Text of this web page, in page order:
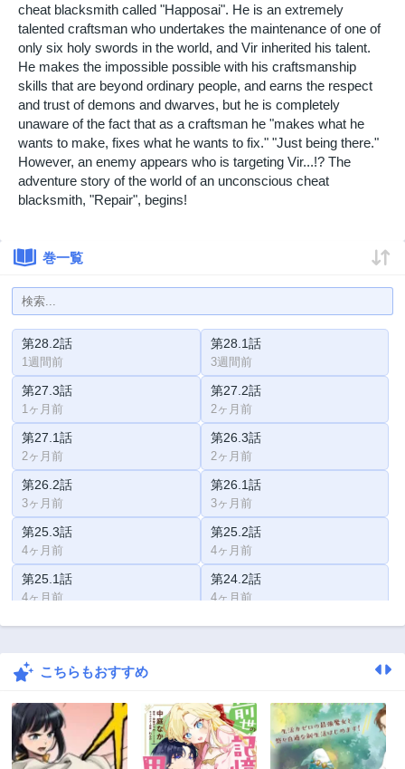
cheat blacksmith called "Happosai". He is an extremely
talented craftsman who undertakes the maintenance of one of
only six holy swords in the world, and Vir inherited his talent.
He makes the impossible possible with his craftsmanship
skills that are beyond ordinary people, and earns the respect
and trust of demons and dwarves, but he is completely
unaware of the fact that as a craftsman he "makes what he
wants to make, fixes what he wants to fix." "Just being there."
However, an enemy appears who is targeting Vir...!? The
adventure story of the world of an unconscious cheat
blacksmith, "Repair", begins!
巻一覧
第28.2話
1週間前
第28.1話
3週間前
第27.3話
1ヶ月前
第27.2話
2ヶ月前
第27.1話
2ヶ月前
第26.3話
2ヶ月前
第26.2話
3ヶ月前
第26.1話
3ヶ月前
第25.3話
4ヶ月前
第25.2話
4ヶ月前
第25.1話
4ヶ月前
第24.2話
4ヶ月前
第24.1話 第23.3話
第23.2話
第22.3話
7ヶ月前
第22.2話
7ヶ月前
こちらもおすすめ